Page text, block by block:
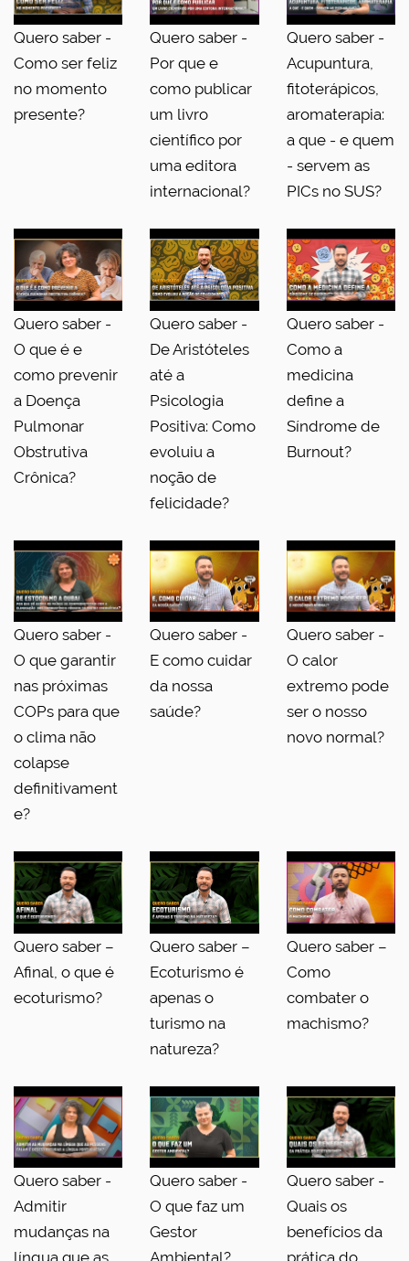
Quero saber -
Como ser feliz
no momento
presente?
Quero saber -
Por que e
como publicar
um livro
científico por
uma editora
internacional?
Quero saber -
Acupuntura,
fitoterápicos,
aromaterapia:
a que - e quem
- servem as
PICs no SUS?
Quero saber -
O que é e
como prevenir
a Doença
Pulmonar
Obstrutiva
Crônica?
Quero saber -
De Aristóteles
até a
Psicologia
Positiva: Como
evoluiu a
noção de
felicidade?
Quero saber -
Como a
medicina
define a
Síndrome de
Burnout?
Quero saber -
O que garantir
nas próximas
COPs para que
o clima não
colapse
definitivament
e?
Quero saber -
E como cuidar
da nossa
saúde?
Quero saber -
O calor
extremo pode
ser o nosso
novo normal?
Quero saber –
Afinal, o que é
ecoturismo?
Quero saber –
Ecoturismo é
apenas o
turismo na
natureza?
Quero saber –
Como
combater o
machismo?
Quero saber -
Admitir
mudanças na
Quero saber -
O que faz um
Gestor
Quero saber -
Quais os
benefícios da